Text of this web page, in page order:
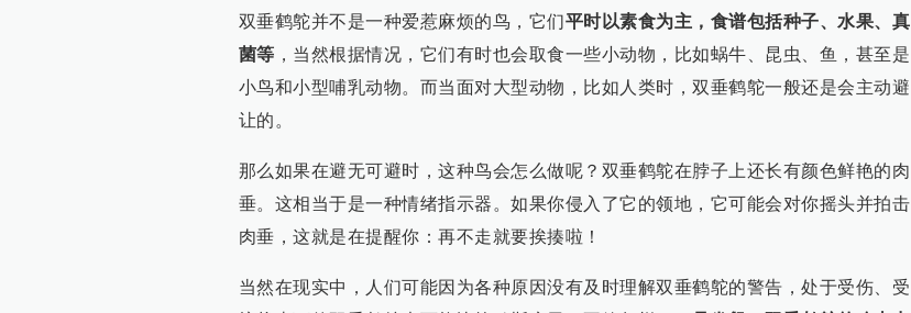
双垂鹤鸵并不是一种爱惹麻烦的鸟，它们平时以素食为主，食谱包括种子、水果、真
菌等 ，当然根据情况，它们有时也会取食一些小动物，比如蜗牛、昆虫、鱼，甚至是
小鸟和小型哺乳动物。而当面对大型动物，比如人类时，双垂鹤鸵一般还是会主动避
让的。
那么如果在避无可避时，这种鸟会怎么做呢？双垂鹤鸵在脖子上还长有颜色鲜艳的肉
垂。这相当于是一种情绪指示器。如果你侵入了它的领地，它可能会对你摇头并拍击
肉垂，这就是在提醒你：再不走就要挨揍啦！
当然在现实中，人们可能因为各种原因没有及时理解双垂鹤鸵的警告，处于受伤、受